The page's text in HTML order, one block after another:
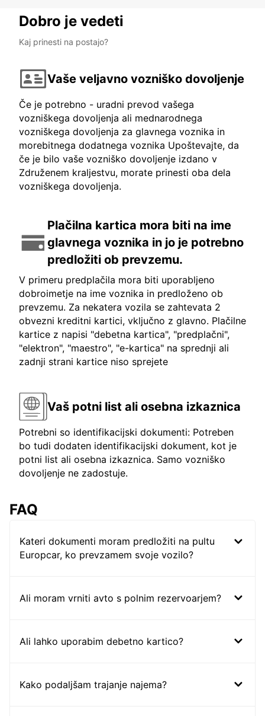
Dobro je vedeti
Kaj prinesti na postajo?
Vaše veljavno vozniško dovoljenje
Če je potrebno - uradni prevod vašega
vozniškega dovoljenja ali mednarodnega
vozniškega dovoljenja za glavnega voznika in
morebitnega dodatnega voznika Upoštevajte, da
če je bilo vaše vozniško dovoljenje izdano v
Združenem kraljestvu, morate prinesti oba dela
vozniškega dovoljenja.
Plačilna kartica mora biti na ime
glavnega voznika in jo je potrebno
predložiti ob prevzemu.
V primeru predplačila mora biti uporabljeno
dobroimetje na ime voznika in predloženo ob
prevzemu. Za nekatera vozila se zahtevata 2
obvezni kreditni kartici, vključno z glavno. Plačilne
kartice z napisi "debetna kartica", "predplačni",
"elektron", "maestro", "e-kartica" na sprednji ali
zadnji strani kartice niso sprejete
Vaš potni list ali osebna izkaznica
Potrebni so identifikacijski dokumenti: Potreben
bo tudi dodaten identifikacijski dokument, kot je
potni list ali osebna izkaznica. Samo vozniško
dovoljenje ne zadostuje.
FAQ
Kateri dokumenti moram predložiti na pultu
Europcar, ko prevzamem svoje vozilo?
Ali moram vrniti avto s polnim rezervoarjem?
Ali lahko uporabim debetno kartico?
Kako podaljšam trajanje najema?